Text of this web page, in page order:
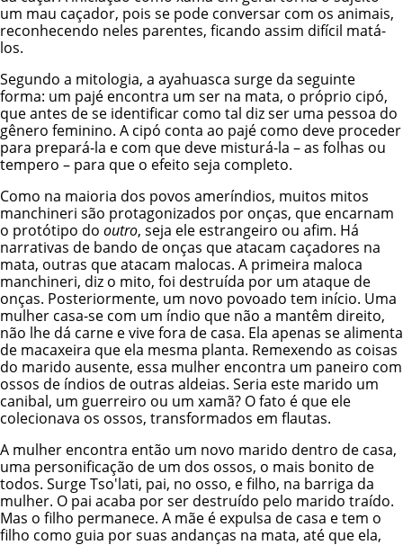
um mau caçador, pois se pode conversar com os animais,
reconhecendo neles parentes, ficando assim difícil matá-
los.
Segundo a mitologia, a ayahuasca surge da seguinte
forma: um pajé encontra um ser na mata, o próprio cipó,
que antes de se identificar como tal diz ser uma pessoa do
gênero feminino. A cipó conta ao pajé como deve proceder
para prepará-la e com que deve misturá-la – as folhas ou
tempero – para que o efeito seja completo.
Como na maioria dos povos ameríndios, muitos mitos
manchineri são protagonizados por onças, que encarnam
o protótipo do outro, seja ele estrangeiro ou afim. Há
narrativas de bando de onças que atacam caçadores na
mata, outras que atacam malocas. A primeira maloca
manchineri, diz o mito, foi destruída por um ataque de
onças. Posteriormente, um novo povoado tem início. Uma
mulher casa-se com um índio que não a mantêm direito,
não lhe dá carne e vive fora de casa. Ela apenas se alimenta
de macaxeira que ela mesma planta. Remexendo as coisas
do marido ausente, essa mulher encontra um paneiro com
ossos de índios de outras aldeias. Seria este marido um
canibal, um guerreiro ou um xamã? O fato é que ele
colecionava os ossos, transformados em flautas.
A mulher encontra então um novo marido dentro de casa,
uma personificação de um dos ossos, o mais bonito de
todos. Surge Tso'lati, pai, no osso, e filho, na barriga da
mulher. O pai acaba por ser destruído pelo marido traído.
Mas o filho permanece. A mãe é expulsa de casa e tem o
filho como guia por suas andanças na mata, até que ela,